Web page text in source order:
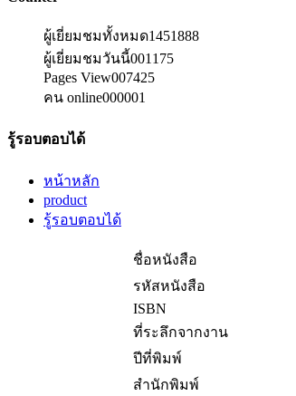
ผู้เยี่ยมชมทั้งหมด1451888
ผู้เยี่ยมชมวันนี้001175
Pages View007425
คน online000001
รู้รอบตอบได้
หน้าหลัก
product
รู้รอบตอบได้
ชื่อหนังสือ
รหัสหนังสือ
ISBN
ที่ระลึกจากงาน
ปีที่พิมพ์
สำนักพิมพ์